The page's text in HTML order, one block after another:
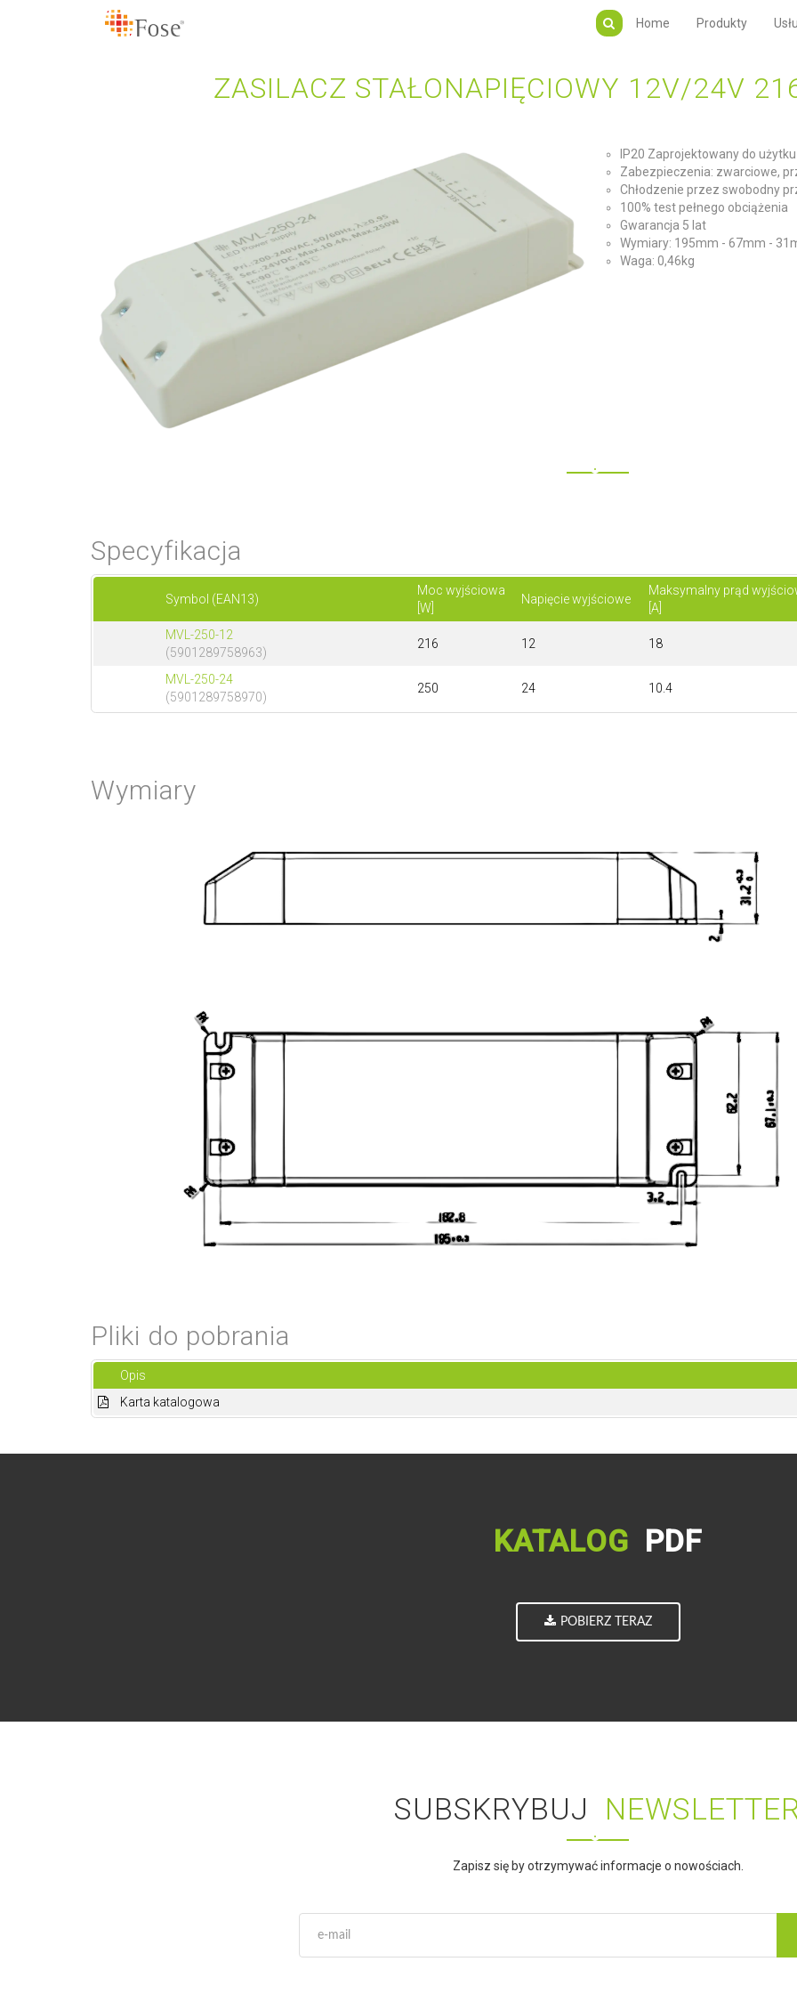
Home Produkty
ZASILACZ STAŁONAPIĘCIOWY 12V/24V
IP20 Zaprojektowany do
Zabezpieczenia: zwarciowe,
Chłodzenie przez swobodny
100% test pełnego obciążenia
Gwarancja 5 lat
Wymiary: 195mm - 67mm -
Waga: 0,46kg
Specyfikacja
Symbol (EAN13)
Moc wyjściowa
[W]
Napięcie wyjściowe
Maksymalny prąd
[A]
MVL-250-12
(5901289758963)
216 12 18
MVL-250-24
(5901289758970)
250 24 10.4
Wymiary
Pliki do pobrania
Opis
Karta katalogowa
KATALOG PDF
POBIERZ TERAZ
SUBSKRYBUJ
Zapisz się by otrzymywać informacje o nowościach.